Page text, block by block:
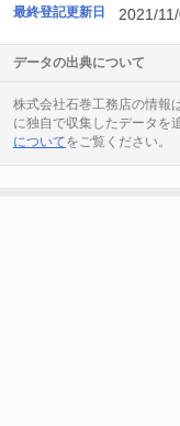
最終登記更新日 2021/11/
データの出典について
株式会社石巻工務店の情報は
に独自で収集したデータを
についてをご覧ください。